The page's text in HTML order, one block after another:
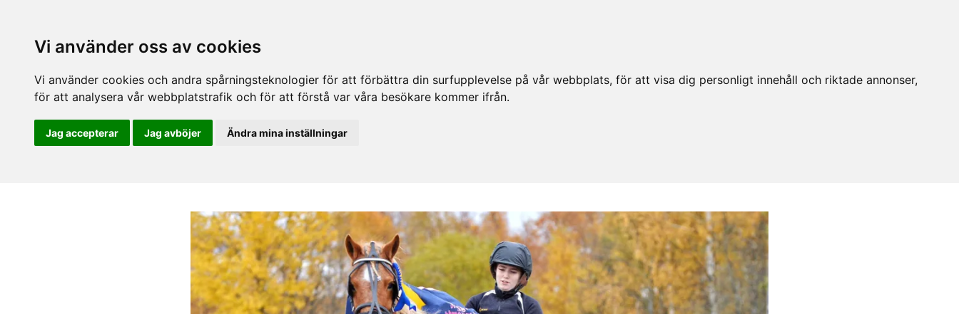
Vi använder oss av cookies
Vi använder cookies och andra spårningsteknologier för att förbättra din surfupplevelse på vår webbplats, för att visa dig personligt innehåll och riktade annonser,
för att analysera vår webbplatstrafik och för att förstå var våra besökare kommer ifrån.
Jag accepterar Jag avböjer Ändra mina inställningar